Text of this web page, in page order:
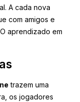
A cada nova
com amigos e
aprendizado em
trazem uma
os jogadores